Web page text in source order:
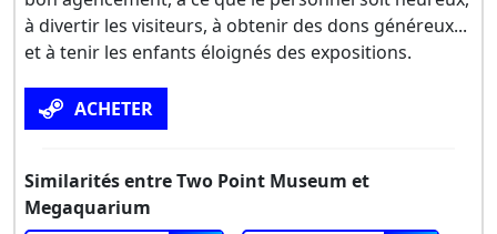
à divertir les visiteurs, à obtenir des dons généreux...
et à tenir les enfants éloignés des expositions.
ACHETER
Similarités entre Two Point Museum et
Megaquarium